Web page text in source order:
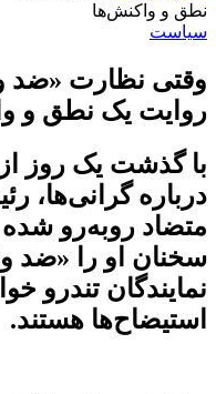
نطق و واکنش‌ها
سیاست
وقتی نظارت «ضد
روایت یک نطق و
با گذشت یک روز
درباره گرانی‌ها،
متضاد روبه‌رو
سخنان او را «ضد
نمایندگان تندرو
استیضاح‌ها هستند.